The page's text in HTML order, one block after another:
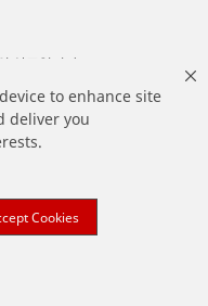
to enhance site
deliver you
Cookies
상표입니다.